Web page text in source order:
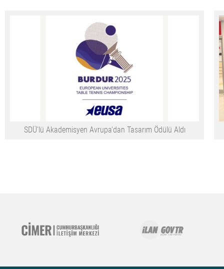
SDÜ'lü Akademisyen Avrupa'dan Tasarım Ödülü Aldı